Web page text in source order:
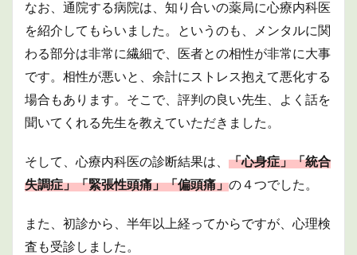
なお、通院する病院は、知り合いの薬局に心療内科医
を紹介してもらいました。というのも、メンタルに関
わる部分は非常に繊細で、医者との相性が非常に大事
です。相性が悪いと、余計にストレス抱えて悪化する
場合もあります。そこで、評判の良い先生、よく話を
聞いてくれる先生を教えていただきました。
そして、心療内科医の診断結果は、 「心身症」「統合
失調症」「緊張性頭痛」「偏頭痛」の４つでした。
また、初診から、半年以上経ってからですが、心理検
査も受診しました。